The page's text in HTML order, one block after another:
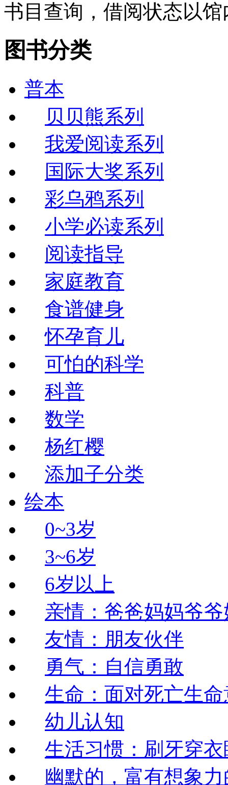
书目查询，借阅状态以
图书分类
普本
贝贝熊系列
我爱阅读系列
国际大奖系列
彩乌鸦系列
小学必读系列
阅读指导
家庭教育
食谱健身
怀孕育儿
可怕的科学
科普
数学
杨红樱
添加子分类
绘本
0~3岁
3~6岁
6岁以上
亲情：爸爸妈妈爷
友情：朋友伙伴
勇气：自信勇敢
生命：面对死亡生
幼儿认知
生活习惯：刷牙穿
幽默的，富有想象力